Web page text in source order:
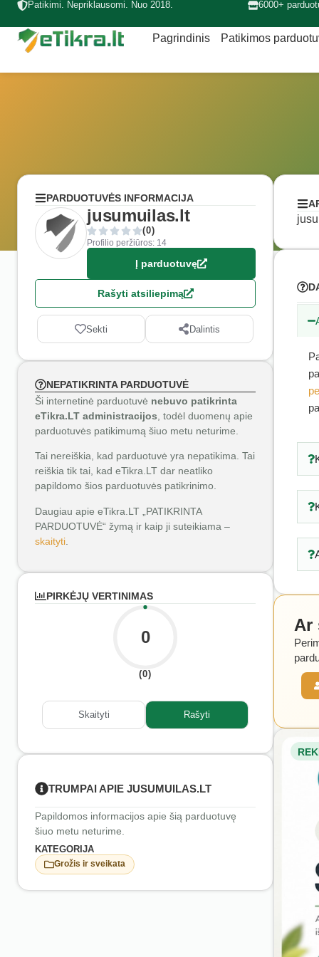
Patikimi. Nepriklausomi. Nuo 2018. 6000+
Pagrindinis Patikimos
PARDUOTUVĖS INFORMACIJA
jusumuilas.lt
(0)
Profilio peržiūros: 14
Į parduotuvę
Rašyti atsiliepimą
Sekti Dalintis
NEPATIKRINTA PARDUOTUVĖ
Ši internetinė parduotuvė nebuvo patikrinta
eTikra.LT administracijos , todėl duomenų apie
parduotuvės patikimumą šiuo metu neturime.
Tai nereiškia, kad parduotuvė yra nepatikima. Tai
reiškia tik tai, kad eTikra.LT dar neatliko
papildomo šios parduotuvės patikrinimo.
Daugiau apie eTikra.LT „PATIKRINTA
PARDUOTUVĖ“ žymą ir kaip ji suteikiama –
skaityti
PIRKĖJŲ VERTINIMAS
0
(0)
Skaityti Rašyti
TRUMPAI APIE JUSUMUILAS.LT
Papildomos informacijos apie šią parduotuvę
šiuo metu neturime.
KATEGORIJA
Grožis ir sveikata
Ar